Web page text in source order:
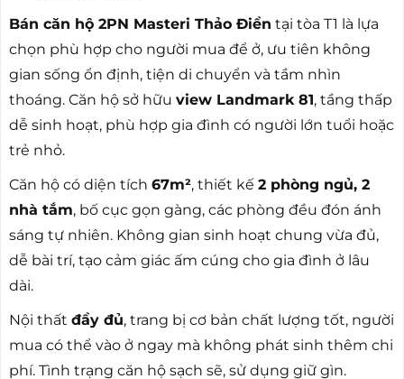
Bán căn hộ 2PN Masteri Thảo Điền tại tòa T1 là lựa
chọn phù hợp cho người mua để ở, ưu tiên không
gian sống ổn định, tiện di chuyển và tầm nhìn
thoáng. Căn hộ sở hữu view Landmark 81, tầng thấp
dễ sinh hoạt, phù hợp gia đình có người lớn tuổi hoặc
trẻ nhỏ.
Căn hộ có diện tích 67m², thiết kế 2 phòng ngủ, 2
nhà tắm, bố cục gọn gàng, các phòng đều đón ánh
sáng tự nhiên. Không gian sinh hoạt chung vừa đủ,
dễ bài trí, tạo cảm giác ấm cúng cho gia đình ở lâu
dài.
Nội thất đầy đủ, trang bị cơ bản chất lượng tốt, người
mua có thể vào ở ngay mà không phát sinh thêm chi
phí. Tình trạng căn hộ sạch sẽ, sử dụng giữ gìn.